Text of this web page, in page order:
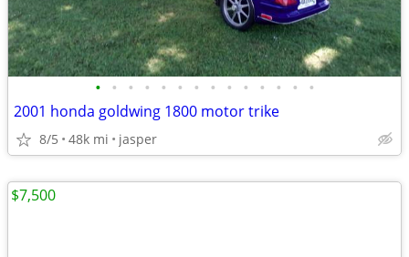
• • • • • • • • • • • • • •
2001 honda goldwing 1800 motor trike
8/5 48k mi jasper
$7,500